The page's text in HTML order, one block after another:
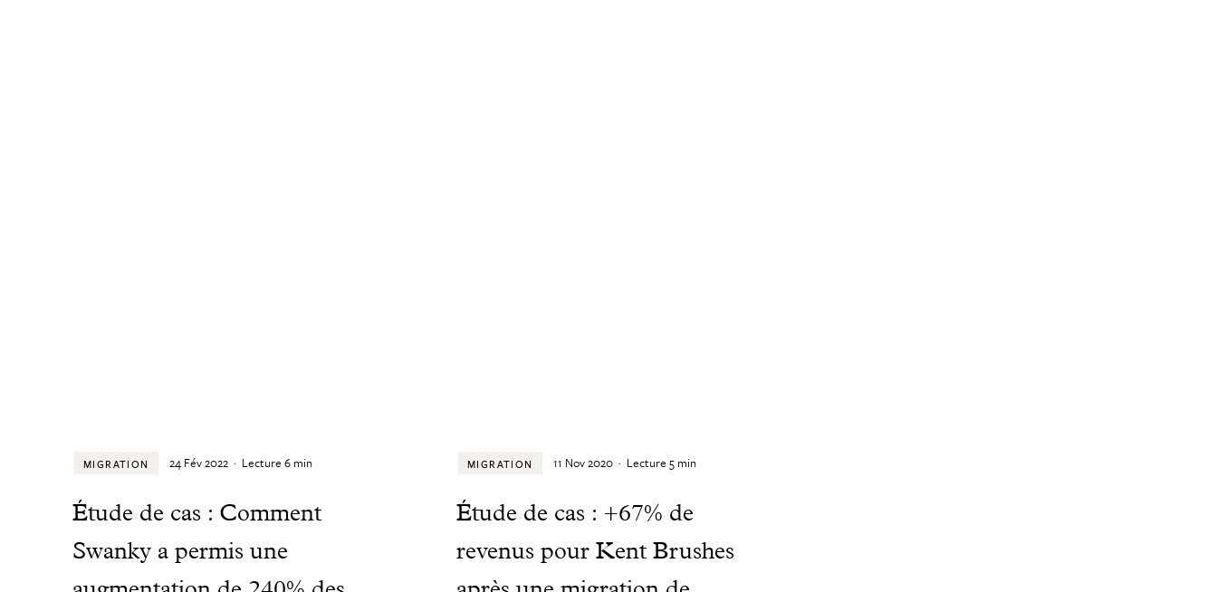
MIGRATION 24 Fév 2022 · Lecture 6 min
Étude de cas : Comment
Swanky a permis une
MIGRATION 11 Nov 2020 · Lecture 5 min
Étude de cas : +67% de
revenus pour Kent Brushes